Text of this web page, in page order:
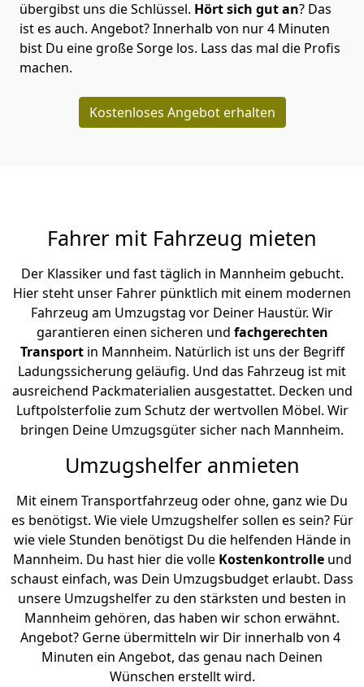
übergibst uns die Schlüssel. Hört sich gut an? Das
ist es auch. Angebot? Innerhalb von nur 4 Minuten
bist Du eine große Sorge los. Lass das mal die Profis
machen.
Kostenloses Angebot erhalten
Fahrer mit Fahrzeug mieten
Der Klassiker und fast täglich in Mannheim gebucht.
Hier steht unser Fahrer pünktlich mit einem modernen
Fahrzeug am Umzugstag vor Deiner Haustür. Wir
garantieren einen sicheren und fachgerechten
Transportin Mannheim. Natürlich ist uns der Begriff
Ladungssicherung geläufig. Und das Fahrzeug ist mit
ausreichend Packmaterialien ausgestattet. Decken und
Luftpolsterfolie zum Schutz der wertvollen Möbel. Wir
bringen Deine Umzugsgüter sicher nach Mannheim.
Umzugshelfer anmieten
Mit einem Transportfahrzeug oder ohne, ganz wie Du
es benötigst. Wie viele Umzugshelfer sollen es sein? Für
wie viele Stunden benötigst Du die helfenden Hände in
Mannheim. Du hast hier die volle Kostenkontrolleund
schaust einfach, was Dein Umzugsbudget erlaubt. Dass
unsere Umzugshelfer zu den stärksten und besten in
Mannheim gehören, das haben wir schon erwähnt.
Angebot? Gerne übermitteln wir Dir innerhalb von 4
Minuten ein Angebot, das genau nach Deinen
Wünschen erstellt wird.